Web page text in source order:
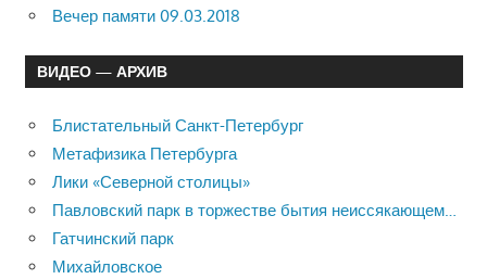
Вечер памяти 09.03.2018
ВИДЕО — АРХИВ
Блистательный Санкт-Петербург
Метафизика Петербурга
Лики «Северной столицы»
Павловский парк в торжестве бытия неиссякающем…
Гатчинский парк
Михайловское